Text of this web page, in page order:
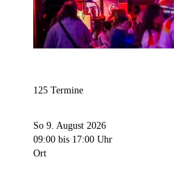
125 Termine
So 9. August 2026
09:00 bis 17:00 Uhr
Ort